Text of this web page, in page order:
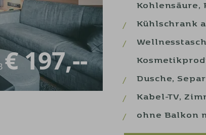
€ 197,--
Kohlensäure,
Kühlschrank
Dusche,
Kabel-TV,
ohne Balkon